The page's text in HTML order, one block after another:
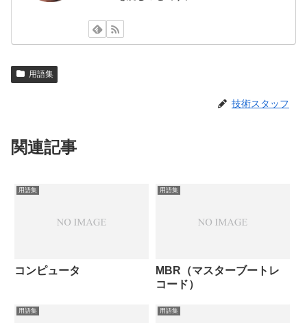
用語集
技術スタッフ
関連記事
用語集
コンピュータ
用語集
MBR（マスターブートレ
コード）
用語集 用語集